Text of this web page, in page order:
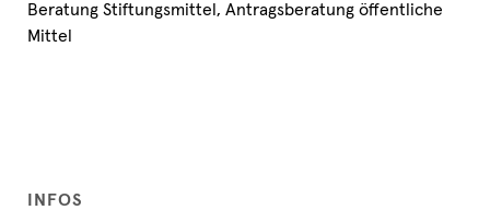
Beratung Stiftungsmittel, Antragsberatung öffentliche
Mittel
INFOS